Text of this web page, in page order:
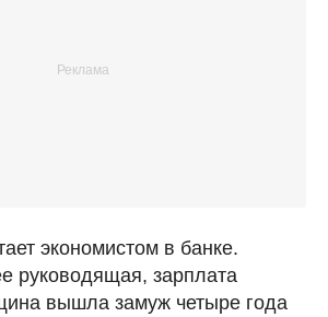
экономистом в банке.
руководящая, зарплата
вышла замуж четыре года